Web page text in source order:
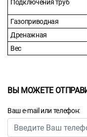
Подключения труб
Газоприводная
Дренажная
Вес
ВЫ МОЖЕТЕ
Ваш e-mail или телефон: